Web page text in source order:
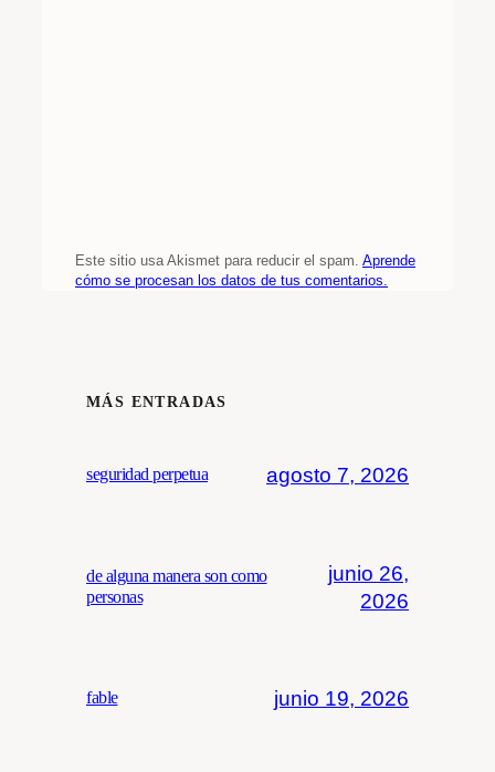
Este sitio usa Akismet para reducir el spam. Aprende
cómo se procesan los datos de tus comentarios.
MÁS ENTRADAS
seguridad perpetua agosto 7, 2026
de alguna manera son como
personas
junio 26,
2026
fable junio 19, 2026